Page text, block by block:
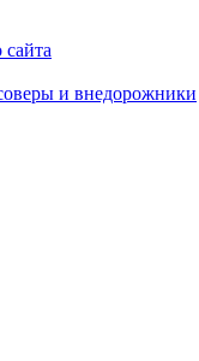
сайта
и внедорожники